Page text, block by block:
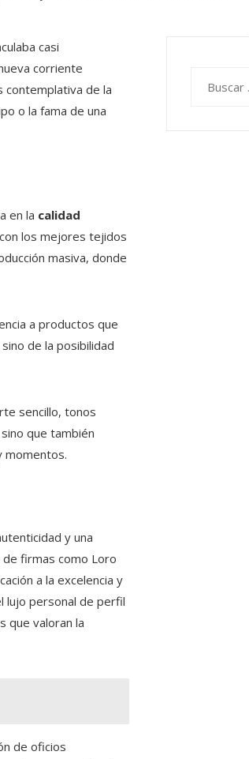
casi
corriente
contemplativa de la
o la fama de una
en la calidad
los mejores tejidos
masiva, donde
a productos que
de la posibilidad
sencillo, tonos
que también
momentos.
y una
firmas como Loro
a la excelencia y
lujo personal de perfil
que valoran la
de oficios